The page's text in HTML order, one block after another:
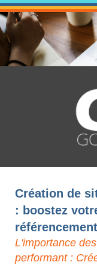
Création de
: boostez
L'importance
performant :